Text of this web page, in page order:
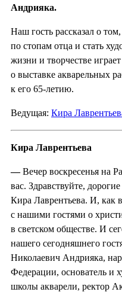
Андрияка.
Наш гость рассказал о
по стопам отца и стать
жизни и творчестве
о выставке акварельных
к его 65-летию.
Ведущая: Кира
Кира Лаврентьева
—Вечер воскресенья на
вас. Здравствуйте,
Кира Лаврентьева. И, как
с нашими гостями о
в светском обществе. И
нашего сегодняшнего
Николаевич Андрияка,
Федерации, основатель и
школы акварели, ректор